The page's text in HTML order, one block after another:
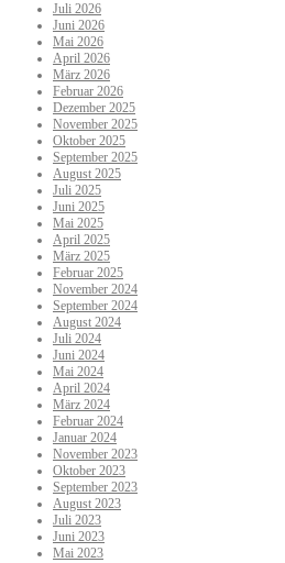
Juli 2026
Juni 2026
Mai 2026
April 2026
März 2026
Februar 2026
Dezember 2025
November 2025
Oktober 2025
September 2025
August 2025
Juli 2025
Juni 2025
Mai 2025
April 2025
März 2025
Februar 2025
November 2024
September 2024
August 2024
Juli 2024
Juni 2024
Mai 2024
April 2024
März 2024
Februar 2024
Januar 2024
November 2023
Oktober 2023
September 2023
August 2023
Juli 2023
Juni 2023
Mai 2023